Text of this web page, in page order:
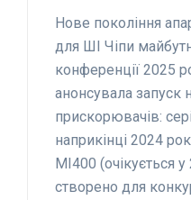
Нове покоління
для ШІ Чіпи
конференції 2025
анонсувала запуск
прискорювачів:
наприкінці 2024
MI400 (очікується
створено для